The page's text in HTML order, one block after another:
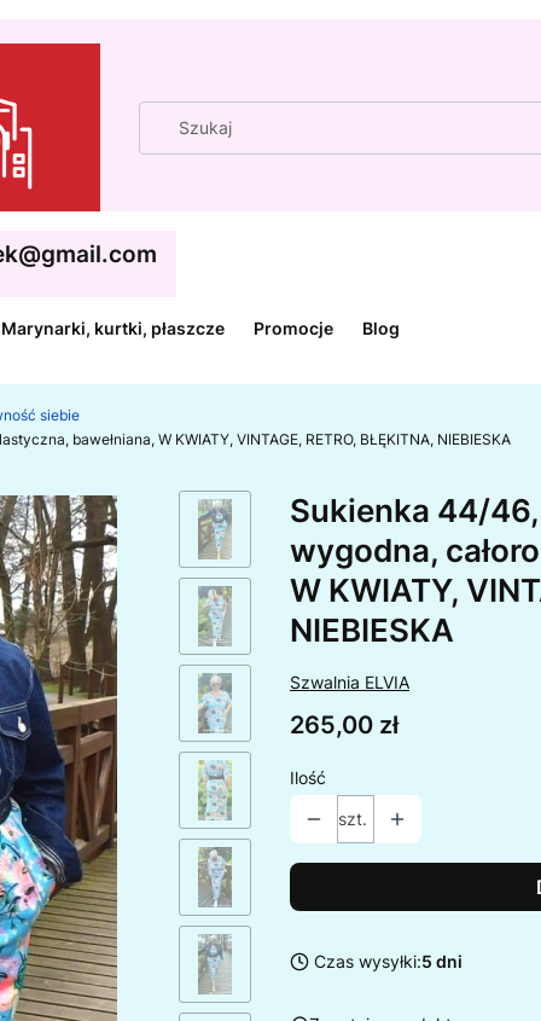
Marynarki, kurtki, płaszcze Promocje Blog
siebie
bawełniana, W KWIATY, VINTAGE, RETRO, BŁĘKITNA, NIEBIESKA
Sukienka 44/
wygodna,
W KWIATY,
NIEBIESKA
Szwalnia ELVIA
Cena
265,00 zł
Ilość
szt.
Czas wysyłki:5 dni